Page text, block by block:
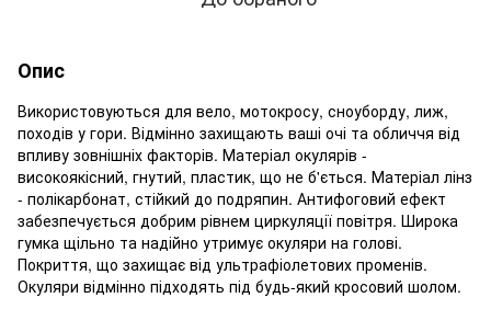
Опис
Використовуються для вело, мотокросу, сноуборду, лиж,
походів у гори. Відмінно захищають ваші очі та обличчя від
впливу зовнішніх факторів. Матеріал окулярів -
високоякісний, гнутий, пластик, що не б'ється. Матеріал лінз
- полікарбонат, стійкий до подряпин. Антифоговий ефект
забезпечується добрим рівнем циркуляції повітря. Широка
гумка щільно та надійно утримує окуляри на голові.
Покриття, що захищає від ультрафіолетових променів.
Окуляри відмінно підходять під будь-який кросовий шолом.